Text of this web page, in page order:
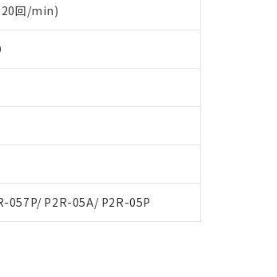
回/min)
057P/ P2R-05A/ P2R-05P